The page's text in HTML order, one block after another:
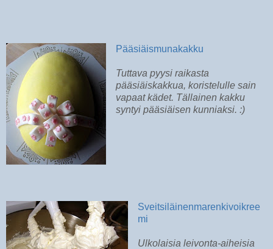
Pääsiäismunakakku
Tuttava pyysi raikasta
pääsiäiskakkua, koristelulle sain
vapaat kädet. Tällainen kakku
syntyi pääsiäisen kunniaksi. :)
Sveitsiläinenmarenkivoikree
mi
Ulkolaisia leivonta-aiheisia